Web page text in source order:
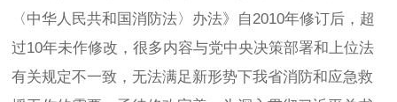
〈中华人民共和国消防法〉办法》自2010年修订后，超
过10年未作修改，很多内容与党中央决策部署和上位法
有关规定不一致，无法满足新形势下我省消防和应急救